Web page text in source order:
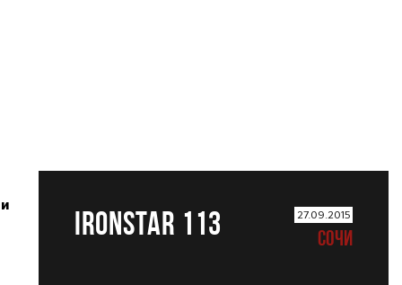
IRONSTAR 113 27.09.2015
СОЧИ